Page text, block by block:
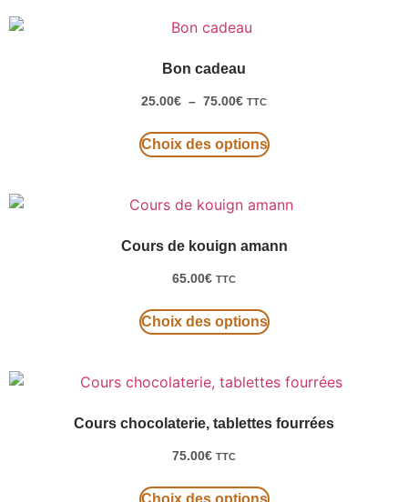
Bon cadeau
25.00€ – 75.00€ TTC
Choix des options
Cours de kouign amann
65.00€ TTC
Choix des options
Cours chocolaterie, tablettes fourrées
75.00€ TTC
Choix des options